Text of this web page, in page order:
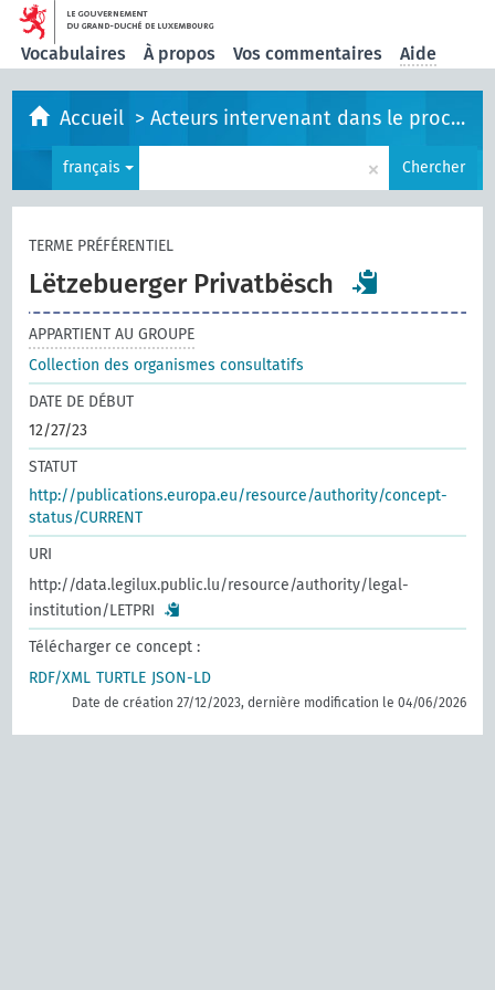
Vocabulaires À propos Vos commentaires Aide
Accueil >Acteurs intervenant dans le processus législatif
français × Chercher
TERME PRÉFÉRENTIEL
Lëtzebuerger Privatbësch
APPARTIENT AU GROUPE
Collection des organismes consultatifs
DATE DE DÉBUT
12/27/23
STATUT
http://publications.europa.eu/resource/authority/concept-
status/CURRENT
URI
http://data.legilux.public.lu/resource/authority/legal-
institution/LETPRI
Télécharger ce concept :
RDF/XML TURTLE JSON-LD
Date de création 27/12/2023, dernière modification le 04/06/2026